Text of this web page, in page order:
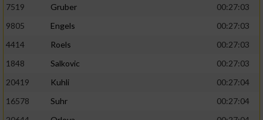
7519
Gruber
00:27:03
9805
Engels
00:27:03
4414
Roels
00:27:03
1848
Salkovic
00:27:03
20419
Kuhli
00:27:04
16578
Suhr
00:27:04